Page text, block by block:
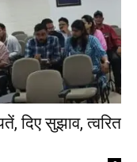
दिए सुझाव, त्वरित